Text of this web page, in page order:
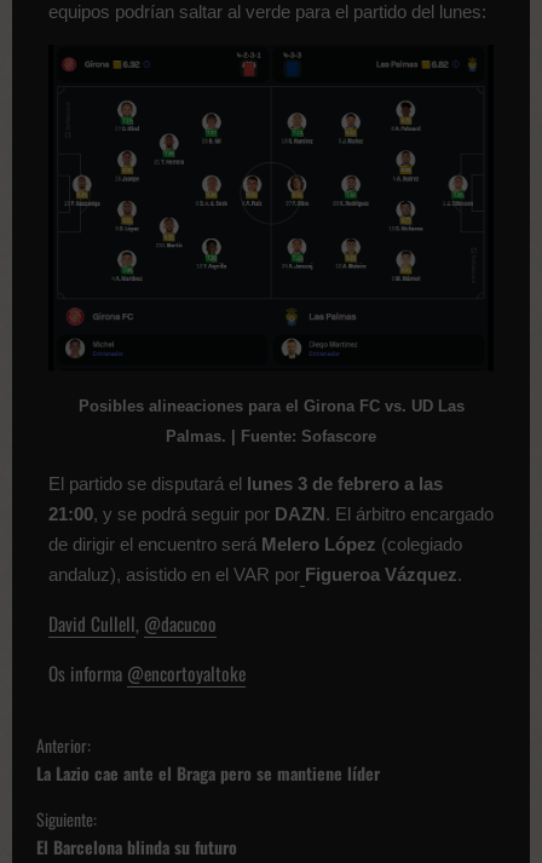
equipos podrían saltar al verde para el partido del lunes:
Posibles alineaciones para el Girona FC vs. UD Las
Palmas. | ​Fuente: Sofascore
El partido se disputará el
lunes 3 de febrero a las
21:00, y se podrá seguir por DAZN . El árbitro encargado
de dirigir el encuentro será Melero López (colegiado
andaluz), asistido en el VAR por Figueroa Vázquez.
David Cullell, @dacucoo
Os informa @encortoyaltoke
N
a
v
e
Anterior:
La Lazio cae ante el Braga pero se mantiene líder
Siguiente:
El Barcelona blinda su futuro